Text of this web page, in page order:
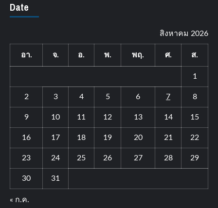
Date
สิงหาคม 2026
อา. จ. อ. พ. พฤ. ศ. ส.
1
2 3 4 5 6 7 8
9 10 11 12 13 14 15
16 17 18 19 20 21 22
23 24 25 26 27 28 29
30 31
« ก.ค.